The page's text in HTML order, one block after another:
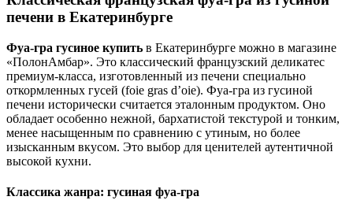
печени в Екатеринбурге
Фуа-гра гусиное купить в Екатеринбурге можно в магазине
«ПолонАмбар». Это классический французский деликатес
премиум-класса, изготовленный из печени специально
откормленных гусей (foie gras d’oie). Фуа-гра из гусиной
печени исторически считается эталонным продуктом. Оно
обладает особенно нежной, бархатистой текстурой и тонким,
менее насыщенным по сравнению с утиным, но более
изысканным вкусом. Это выбор для ценителей аутентичной
высокой кухни.
Классика жанра: гусиная фуа-гра